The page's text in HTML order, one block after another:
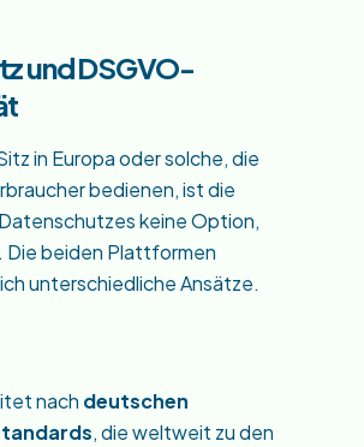
und DSGVO-
in Europa oder solche, die
bedienen, ist die
keine Option,
Die beiden Plattformen
unterschiedliche Ansätze.
nach deutschen
, die weltweit zu den